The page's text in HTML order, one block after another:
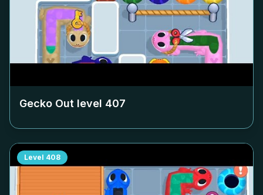
Gecko Out level 407
Level 408